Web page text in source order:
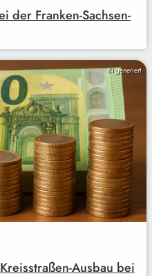
der Franken-Sachsen-
KI generiert
Ausbau bei